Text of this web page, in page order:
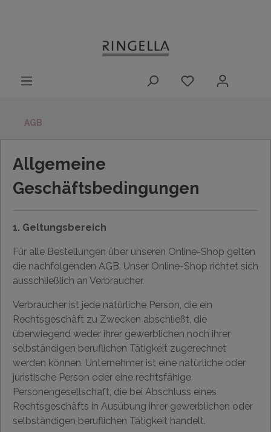
AGB
Allgemeine
Geschäftsbedingungen
1. Geltungsbereich
Für alle Bestellungen über unseren Online-Shop gelten
die nachfolgenden AGB. Unser Online-Shop richtet sich
ausschließlich an Verbraucher.
Verbraucher ist jede natürliche Person, die ein
Rechtsgeschäft zu Zwecken abschließt, die
überwiegend weder ihrer gewerblichen noch ihrer
selbständigen beruflichen Tätigkeit zugerechnet
werden können. Unternehmer ist eine natürliche oder
juristische Person oder eine rechtsfähige
Personengesellschaft, die bei Abschluss eines
Rechtsgeschäfts in Ausübung ihrer gewerblichen oder
selbständigen beruflichen Tätigkeit handelt.